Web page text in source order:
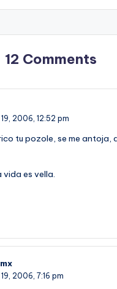
12 Comments
2006, 12:52 pm
tu pozole, se me antoja,
vida es vella.
2006, 7:16 pm